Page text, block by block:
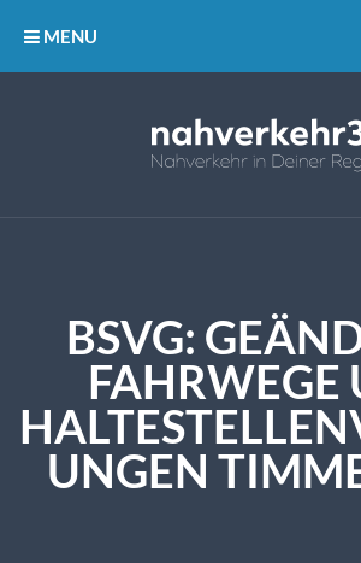
MENU
BSVG:
FAHRWEGE
UNGEN